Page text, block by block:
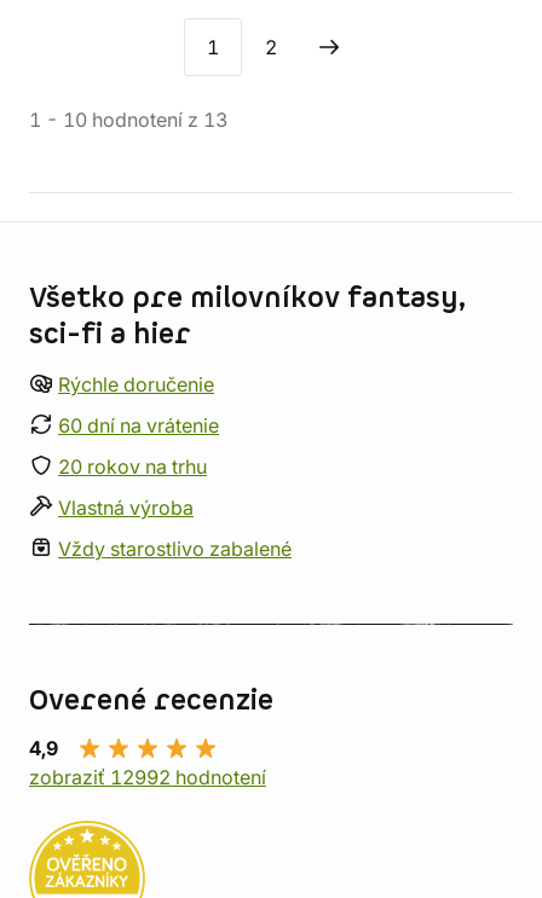
1 2
1 - 10 hodnotení z 13
Všetko pre milovníkov fantasy,
sci-fi a hier
Rýchle doručenie
60 dní na vrátenie
20 rokov na trhu
Vlastná výroba
Vždy starostlivo zabalené
Overené recenzie
4,9
zobraziť 12992 hodnotení